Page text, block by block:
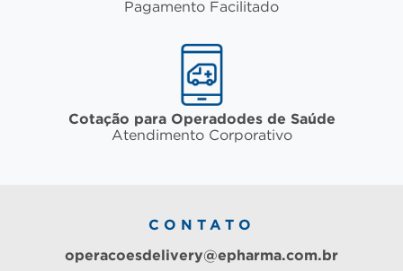
Pagamento Facilitado
Cotação para Operadodes de Saúde
Atendimento Corporativo
CONTATO
operacoesdelivery@epharma.com.br